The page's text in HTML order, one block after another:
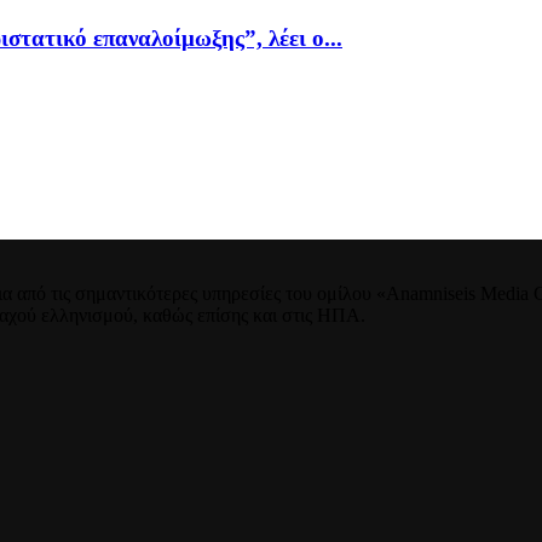
επαναλοίμωξης”, λέει ο...